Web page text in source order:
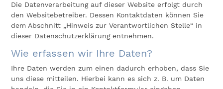
Die Datenverarbeitung auf dieser Website erfolgt durch
den Websitebetreiber. Dessen Kontaktdaten können Sie
dem Abschnitt „Hinweis zur Verantwortlichen Stelle“ in
dieser Datenschutzerklärung entnehmen.
Wie erfassen wir Ihre Daten?
Ihre Daten werden zum einen dadurch erhoben, dass Sie
uns diese mitteilen. Hierbei kann es sich z. B. um Daten